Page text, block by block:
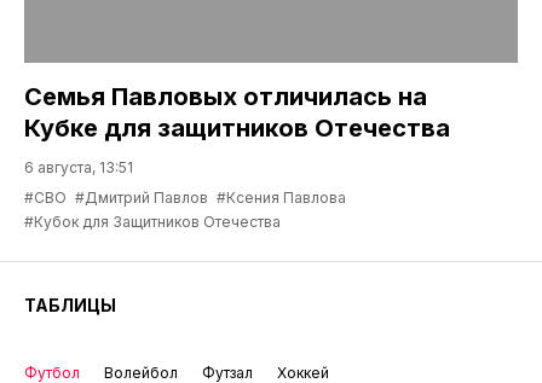
Семья Павловых отличилась на
Кубке для защитников Отечества
6 августа, 13:51
#СВО #Дмитрий Павлов #Ксения Павлова
#Кубок для Защитников Отечества
ТАБЛИЦЫ
Футбол Волейбол Футзал Хоккей